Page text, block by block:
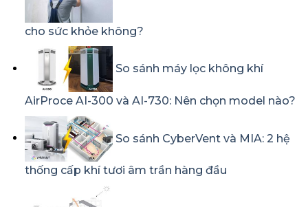
cho sức khỏe không?
So sánh máy lọc không khí
AirProce AI-300 và AI-730: Nên chọn model nào?
So sánh CyberVent và MIA: 2 hệ
thống cấp khí tươi âm trần hàng đầu